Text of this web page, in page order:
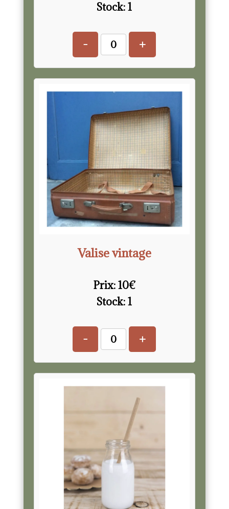
Stock:1
- +
Valise vintage
Prix:10€
Stock:1
- +